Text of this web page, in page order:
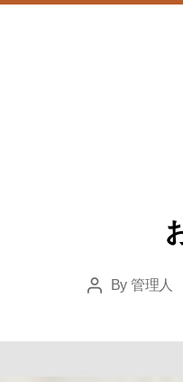
PostBy 管理人